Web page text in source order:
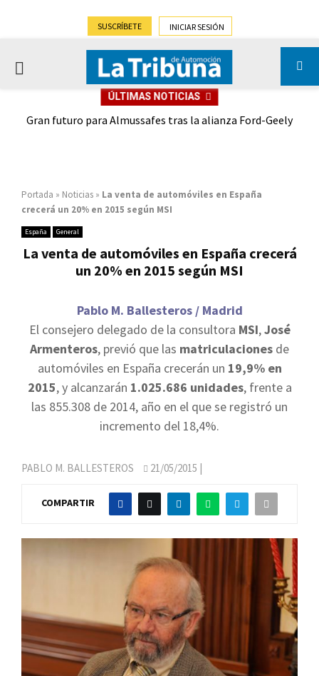
SUSCRÍBETE INICIAR SESIÓN
PRIMARY
ÚLTIMAS NOTICIAS
Gran futuro para Almussafes tras la alianza Ford-Geely
Portada » Noticias » La venta de automóviles en España
crecerá un 20% en 2015 según MSI
España General
La venta de automóviles en España crecerá
un 20% en 2015 según MSI
Pablo M. Ballesteros / Madrid
El consejero delegado de la consultora MSI,José
Armenteros, previó que las matriculaciones de
automóviles en España crecerán un 19,9% en
2015, y alcanzarán 1.025.686 unidades, frente a
las 855.308 de 2014, año en el que se registró un
incremento del 18,4%.
PABLO M. BALLESTEROS 21/05/2015 |
COMPARTIR